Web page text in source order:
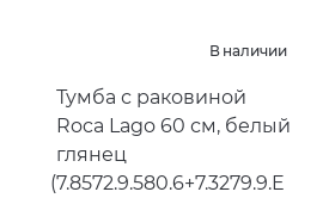
В наличии
Тумба с раковиной
Roca Lago 60 см, белый
глянец
(7.8572.9.580.6+7.3279.9.E